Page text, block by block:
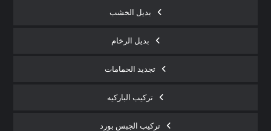
بديل الخشب
بديل الرخام
تجديد الحمامات
تركيب الباركيه
تركيب الجبس بورد